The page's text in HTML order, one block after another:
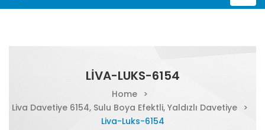
LIVA-LUKS-6154
Home
>
Liva Davetiye 6154, Sulu Boya Efektli, Yaldızlı Davetiye
>
Liva-Luks-6154